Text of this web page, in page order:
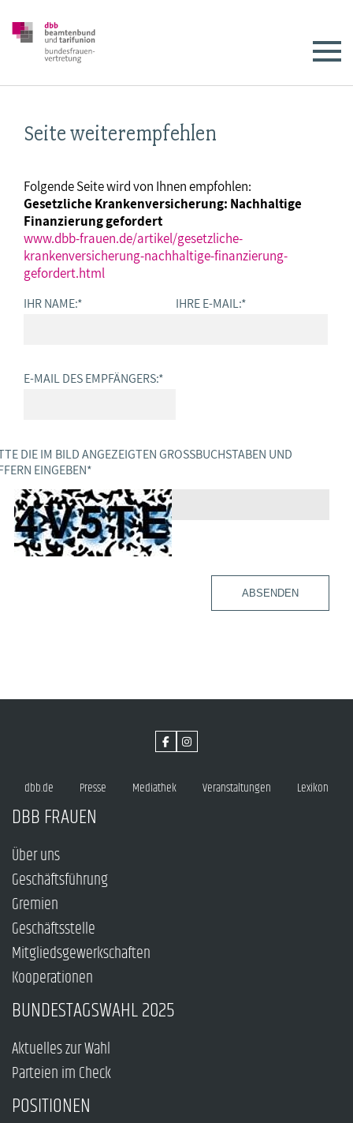
Seite weiterempfehlen
Folgende Seite wird von Ihnen empfohlen:
Gesetzliche Krankenversicherung: Nachhaltige
Finanzierung gefordert
www.dbb-frauen.de/artikel/gesetzliche-
krankenversicherung-nachhaltige-finanzierung-
gefordert.html
IHR NAME:* IHRE E-MAIL:*
E-MAIL DES EMPFÄNGERS:*
DIE IM BILD ANGEZEIGTEN GROSSBUCHSTABEN UND Z
EINGEBEN *
ABSENDEN
dbb.de Presse Mediathek Veranstaltungen Lexikon
DBB FRAUEN
Über uns
Geschäftsführung
Gremien
Geschäftsstelle
Mitgliedsgewerkschaften
Kooperationen
BUNDESTAGSWAHL 2025
Aktuelles zur Wahl
Parteien im Check
POSITIONEN